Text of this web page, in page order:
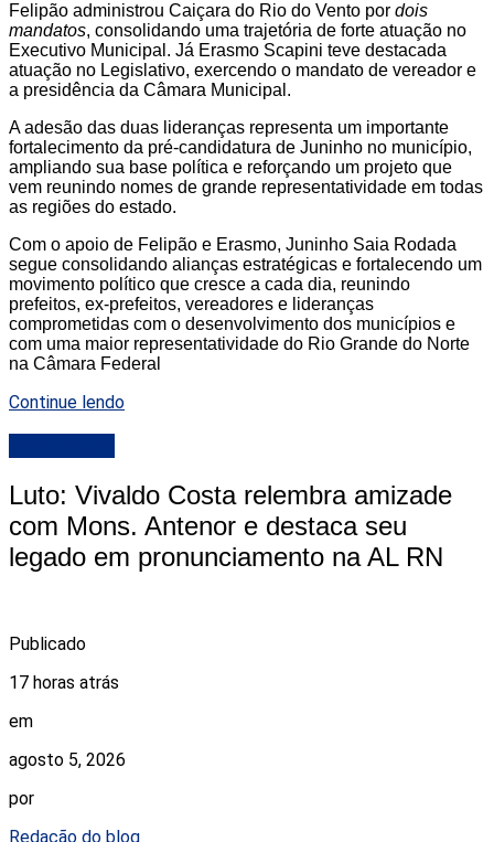
Felipão administrou Caiçara do Rio do Vento por dois
mandatos, consolidando uma trajetória de forte atuação no
Executivo Municipal. Já Erasmo Scapini teve destacada
atuação no Legislativo, exercendo o mandato de vereador e
a presidência da Câmara Municipal.
A adesão das duas lideranças representa um importante
fortalecimento da pré-candidatura de Juninho no município,
ampliando sua base política e reforçando um projeto que
vem reunindo nomes de grande representatividade em todas
as regiões do estado.
Com o apoio de Felipão e Erasmo, Juninho Saia Rodada
segue consolidando alianças estratégicas e fortalecendo um
movimento político que cresce a cada dia, reunindo
prefeitos, ex-prefeitos, vereadores e lideranças
comprometidas com o desenvolvimento dos municípios e
com uma maior representatividade do Rio Grande do Norte
na Câmara Federal
Continue lendo
Luto: Vivaldo Costa relembra amizade
com Mons. Antenor e destaca seu
legado em pronunciamento na AL RN
Publicado
17 horas atrás
em
agosto 5, 2026
por
Redação do blog